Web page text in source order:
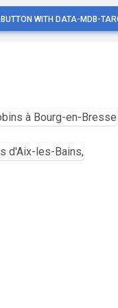
BUTTON WITH DATA-MDB-